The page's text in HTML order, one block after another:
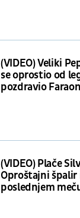
(VIDEO) Veliki
se oprostio od
pozdravio
(VIDEO) Plače
Oproštajni špalir
poslednjem